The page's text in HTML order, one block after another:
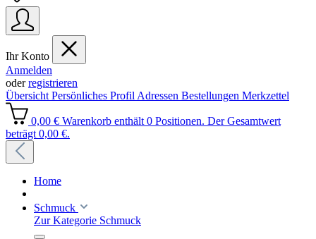
Ihr Konto
Anmelden
oderregistrieren
Übersicht Persönliches Profil Adressen Bestellungen Merkzettel
0,00 € Warenkorb enthält 0 Positionen. Der Gesamtwert
beträgt 0,00 €.
Home
Schmuck
Zur Kategorie Schmuck